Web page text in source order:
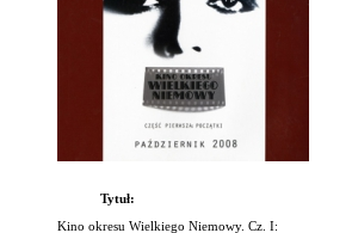
Tytuł:
Kino okresu Wielkiego Niemowy. Cz. I: